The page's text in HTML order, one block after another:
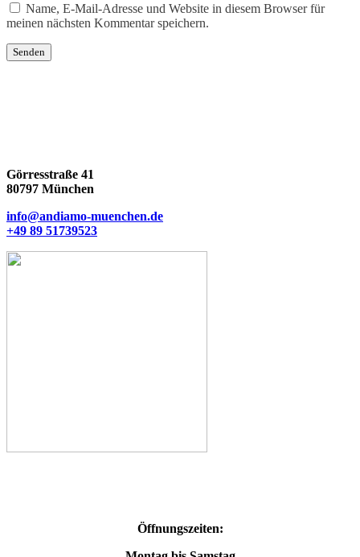
Name, E-Mail-Adresse und Website in diesem Browser für
meinen nächsten Kommentar speichern.
Görresstraße 41
80797 München
info@andiamo-muenchen.de
+49 89 51739523
Öffnungszeiten: